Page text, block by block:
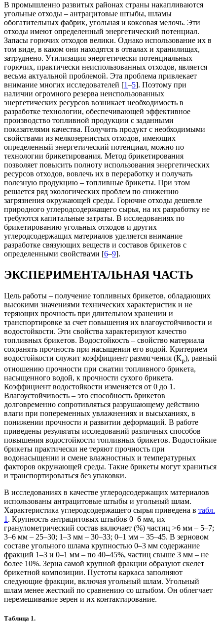
В промышленно развитых районах страны накапливаются
угольные отходы – антрацитовые штыбы, шламы
обогатительных фабрик, угольная и коксовая мелочь. Эти
отходы имеют определенный энергетический потенциал.
Запасы горючих отходов велики. Однако использование их в
том виде, в каком они находятся в отвалах и хранилищах,
затруднено. Утилизация энергетически потенциальных
горючих, практически неиспользованных отходов, является
весьма актуальной проблемой. Эта проблема привлекает
внимание многих исследователей [1–5]. Поэтому при
наличии огромного резерва неиспользованных
энергетических ресурсов возникает необходимость в
разработке технологии, обеспечивающей эффективное
производство топливной продукции с заданными
показателями качества. Получить продукт с необходимыми
свойствами из мелкозернистых отходов, имеющих
определенный энергетический потенциал, можно по
технологии брикетирования. Метод брикетирования
позволяет повысить полноту использования энергетических
ресурсов отходов, вовлечь их в переработку и получать
полезную продукцию – топливные брикеты. При этом
решается ряд экологических проблем по снижению
загрязнения окружающей среды. Горючие отходы дешевле
природного углеродсодержащего сырья, на их разработку не
требуются капитальные затраты. В исследованиях по
брикетированию угольных отходов и других
углеродсодержащих материалов уделяется внимание
разработке связующих веществ и составов брикетов с
определенными свойствами [6–9].
ЭКСПЕРИМЕНТАЛЬНАЯ ЧАСТЬ
Цель работы – получение топливных брикетов, обладающих
высокими значениями технических характеристик и не
теряющих прочность при длительном хранении и
транспортировке за счет повышения их влагоустойчивости и
водостойкости. Эти свойства характеризуют качество
топливных брикетов. Водостойкость – свойство материала
сохранять прочность при насыщении его водой. Критерием
водостойкости служит коэффициент размягчения (Кр), равный
отношению прочности при сжатии топливного брикета,
насыщенного водой, к прочности сухого брикета.
Коэффициент водостойкости изменяется от 0 до 1.
Влагоустойчивость – это способность брикетов
долговременно сопротивляться разрушающему действию
влаги при попеременных увлажнениях и высыханиях, в
понижении прочности и развитии деформаций. В работе
приведены результаты исследований различных способов
повышения водостойкости топливных брикетов. Водостойкие
брикеты практически не теряют прочность при
водонасыщении и смене влажностных и температурных
факторов окружающей среды. Такие брикеты могут храниться
и транспортироваться без упаковки.
В исследованиях в качестве углеродсодержащих материалов
использованы антрацитовые штыбы и угольный шлам.
Характеристика углеродсодержащего сырья приведена в табл.
1 . Крупность антрацитовых штыбов 0–6 мм, их
гранулометрический состав включает (%) частиц >6 мм – 5–7;
3–6 мм – 25–30; 1–3 мм – 30–33; 0–1 мм – 35–45. В зерновом
составе угольного шлама крупностью 0–3 мм содержание
фракций 1–3 и 0–1 мм – по 40–45%, частиц свыше 3 мм – не
более 10%. Зерна самой крупной фракции образуют скелет
брикетной композиции. Пустоты каркаса заполняют
следующие фракции, включая угольный шлам. Угольный
шлам менее жесткий по сравнению со штыбом. Он облегчает
перемешивание зерен и их контактирование.
Таблица 1.